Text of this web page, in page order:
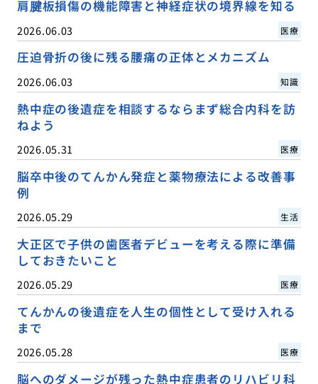
肩腱板損傷の機能障害と神経症状の境界線を知る
2026.06.03 医療
圧迫骨折の後に残る腰痛の正体とメカニズム
2026.06.03 知識
熱中症の後遺症を相談するならまず総合内科を訪
ねよう
2026.05.31 医療
脳卒中後のてんかん発症と薬物療法による改善事
例
2026.05.29 生活
大正区で子供の歯医者デビューを考える際に準備
しておきたいこと
2026.05.29 医療
てんかんの後遺症を人生の個性として受け入れる
まで
2026.05.28 医療
脳へのダメージが残った熱中症患者のリハビリ科